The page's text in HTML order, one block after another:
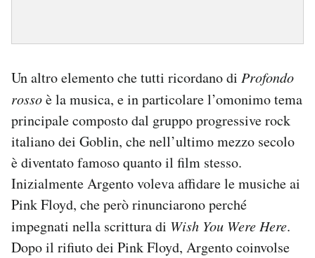
Un altro elemento che tutti ricordano di Profondo
rossoè la musica, e in particolare l’omonimo tema
principale composto dal gruppo progressive rock
italiano dei Goblin, che nell’ultimo mezzo secolo
è diventato famoso quanto il film stesso.
Inizialmente Argento voleva affidare le musiche ai
Pink Floyd, che però rinunciarono perché
impegnati nella scrittura di Wish You Were Here.
Dopo il rifiuto dei Pink Floyd, Argento coinvolse